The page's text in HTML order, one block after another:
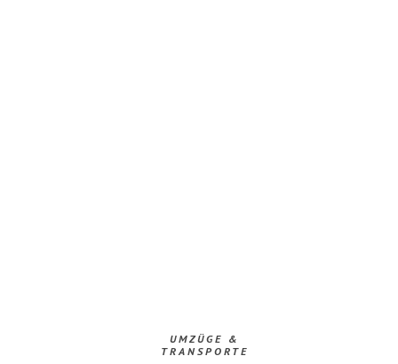
UMZÜGE &
TRANSPORTE